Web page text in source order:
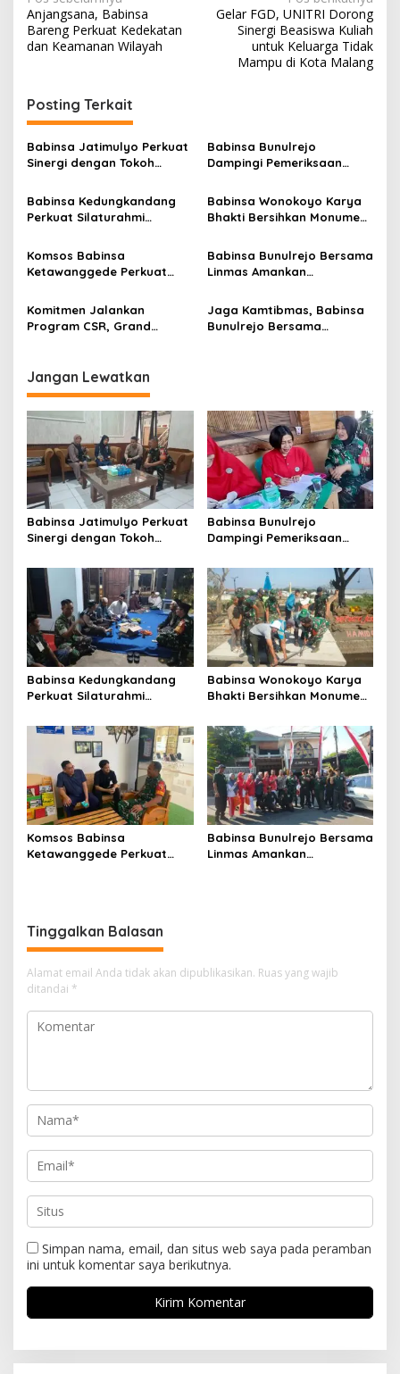
a
v
g
a
s
i
p
o
s
Anjangsana, Babinsa
Bareng Perkuat Kedekatan
dan Keamanan Wilayah
Gelar FGD, UNITRI Dorong
Sinergi Beasiswa Kuliah
untuk Keluarga Tidak
Mampu di Kota Malang
Posting Terkait
Babinsa Jatimulyo Perkuat
Sinergi dengan Tokoh
Babinsa Bunulrejo
Dampingi Pemeriksaan
Kepedulian terhadap
Kesehatan Masyarakat
Babinsa Kedungkandang
Perkuat Silaturahmi
Komsos Rutin
Babinsa Wonokoyo Karya
Bhakti Bersihkan Monumen
Komsos Babinsa
Ketawanggede Perkuat
Bersama Warga
Babinsa Bunulrejo Bersama
Linmas Amankan
Komitmen Jalankan
Program CSR, Grand
hingga Wisata Edukasi
Jaga Kamtibmas, Babinsa
Bunulrejo Bersama
Jangan Lewatkan
Babinsa Jatimulyo Perkuat
Sinergi dengan Tokoh
Babinsa Bunulrejo
Dampingi Pemeriksaan
Kepedulian terhadap
Kesehatan Masyarakat
Babinsa Kedungkandang
Perkuat Silaturahmi
Komsos Rutin
Babinsa Wonokoyo Karya
Bhakti Bersihkan Monumen
Komsos Babinsa
Ketawanggede Perkuat
Babinsa Bunulrejo Bersama
Linmas Amankan
Tinggalkan Balasan
Alamat email Anda tidak akan dipublikasikan. Ruas yang wajib
ditandai *
Simpan nama, email, dan situs web saya pada peramban
ini untuk komentar saya berikutnya.